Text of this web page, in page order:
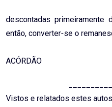
descontadas primeiramente
então, converter-se o
ACÓRDÃO
Vistos e relatados estes